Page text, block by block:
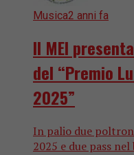
Musica2 anni fa
Il MEI
del “Premio
2025”
In palio due
2025 e due pass